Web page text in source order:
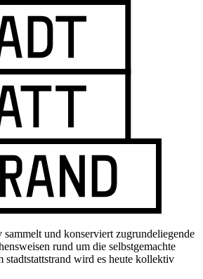
und konserviert zugrundeliegende
rund um die selbstgemachte
stadtstattstrand wird es heute kollektiv